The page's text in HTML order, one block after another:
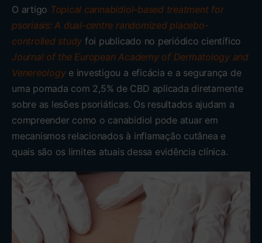
O artigo Topical cannabidiol-based treatment for
psoriasis: A dual-centre randomized placebo-
controlled study foi publicado no periódico científico
Journal of the European Academy of Dermatology and
Venereologye investigou a eficácia e a segurança de
uma pomada com 2,5% de CBD aplicada diretamente
sobre as lesões psoriáticas. Os resultados ajudam a
compreender como o canabidiol pode atuar em
mecanismos relacionados à inflamação cutânea e
quais são os limites atuais dessa evidência clínica.